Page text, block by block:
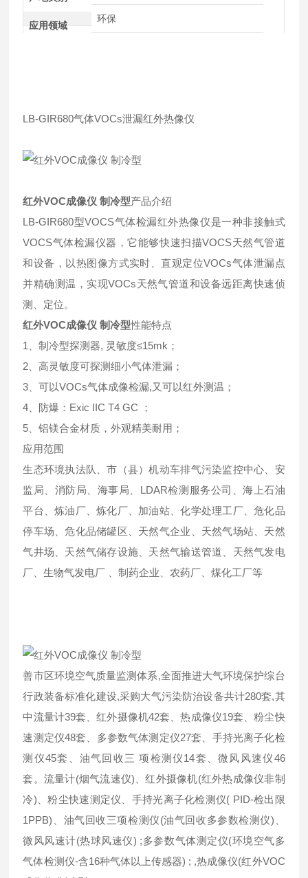
应用领域
环保
LB-GIR680气体VOCs泄漏红外热像仪
红外VOC成像仪 制冷型产品介绍
LB-GIR680型VOCS气体检漏红外热像仪是一种非接触式
VOCS气体检漏仪器，它能够快速扫描VOCS天然气管道
和设备，以热图像方式实时、直观定位VOCs气体泄漏点
并精确测温，实现VOCs天然气管道和设备远距离快速侦
测、定位。
红外VOC成像仪 制冷型性能特点
1、制冷型探测器, 灵敏度≤15mk；
2、高灵敏度可探测细小气体泄漏；
3、可以VOCs气体成像检漏,又可以红外测温；
4、防爆：Exic IIC T4 GC ；
5、铝镁合金材质，外观精美耐用；
应用范围
生态环境执法队、市（县）机动车排气污染监控中心、安
监局、消防局、海事局、LDAR检测服务公司、海上石油
平台、炼油厂、炼化厂、加油站、化学处理工厂、危化品
停车场、危化品储罐区、天然气企业、天然气场站、天然
气井场、天然气储存设施、天然气输送管道、天然气发电
厂、生物气发电厂 、制药企业、农药厂、煤化工厂等
善市区环境空气质量监测体系,全面推进大气环境保护综台
行政装备标准化建设,采购大气污染防治设备共计280套,其
中流量计39套、红外摄像机42套、热成像仪19套、粉尘快
速测定仪48套、多参数气体测定仪27套、手持光离子化检
测仪45套、油气回收三 项检测仪14套、微风风速仪46
套。流量计(烟气流速仪)、红外摄像机(红外热成像仪非制
冷)、粉尘快速测定仪、手持光离子化检测仪( PID-检出限
1PPB)、油气回收三项检测仪(油气回收多参数检测仪)、
微风风速计(热球风速仪) ;多参数气体测定仪(环境空气多
气体检测仪-含16种气体以上传感器) ; ,热成像仪(红外VOC